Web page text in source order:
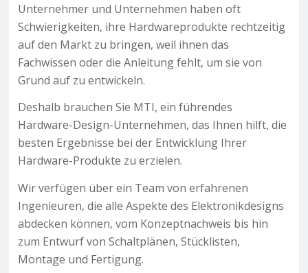
Unternehmer und Unternehmen haben oft
Schwierigkeiten, ihre Hardwareprodukte rechtzeitig
auf den Markt zu bringen, weil ihnen das
Fachwissen oder die Anleitung fehlt, um sie von
Grund auf zu entwickeln.
Deshalb brauchen Sie MTI, ein führendes
Hardware-Design-Unternehmen, das Ihnen hilft, die
besten Ergebnisse bei der Entwicklung Ihrer
Hardware-Produkte zu erzielen.
Wir verfügen über ein Team von erfahrenen
Ingenieuren, die alle Aspekte des Elektronikdesigns
abdecken können, vom Konzeptnachweis bis hin
zum Entwurf von Schaltplänen, Stücklisten,
Montage und Fertigung.